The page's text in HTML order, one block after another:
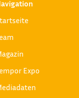
Expo